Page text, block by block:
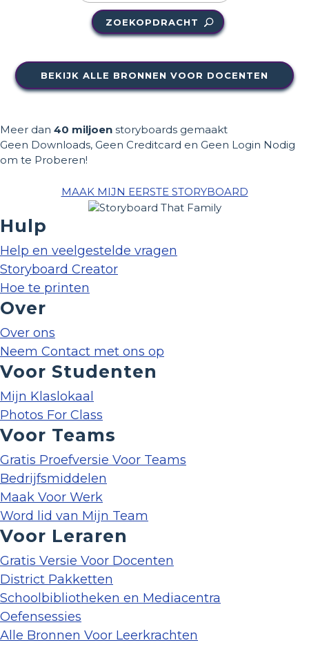
ZOEKOPDRACHT
BEKIJK ALLE BRONNEN VOOR DOCENTEN
Meer dan 40 miljoen storyboards gemaakt
Geen Downloads, Geen Creditcard en Geen Login Nodig
om te Proberen!
MAAK MIJN EERSTE STORYBOARD
Hulp
Help en veelgestelde vragen
Storyboard Creator
Hoe te printen
Over
Over ons
Neem Contact met ons op
Voor Studenten
Mijn Klaslokaal
Photos For Class
Voor Teams
Gratis Proefversie Voor Teams
Bedrijfsmiddelen
Maak Voor Werk
Word lid van Mijn Team
Voor Leraren
Gratis Versie Voor Docenten
District Pakketten
Schoolbibliotheken en Mediacentra
Oefensessies
Alle Bronnen Voor Leerkrachten